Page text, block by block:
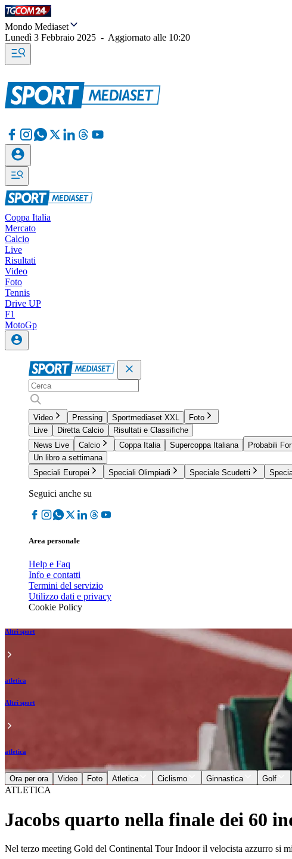
Mondo Mediaset
Lunedì 3 Febbraio 2025 - Aggiornato alle 10:20
Coppa Italia
Mercato
Calcio
Live
Risultati
Video
Foto
Tennis
Drive UP
F1
MotoGp
Video Pressing Sportmediaset XXL
Foto
Live
Diretta Calcio
Risultati e Classifiche
News Live
Calcio Coppa Italia Supercoppa Italiana Probabili
Un libro a settimana
Speciali Europei
Speciali Olimpiadi Speciale Scudetti
Seguici anche su
Area personale
Help e Faq
Info e contatti
Termini del servizio
Utilizzo dati e privacy
Cookie Policy
Altri sport
atletica
Altri sport
atletica
Ora per ora Video Foto Atletica Ciclismo Ginnastica Golf
ATLETICA
Jacobs quarto nella finale dei 60
Nel terzo meeting Gold del Continental Tour Indoor il velocista azzurro si